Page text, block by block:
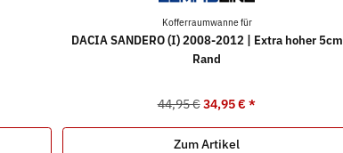
Kofferraumwanne für
DACIA SANDERO (I) 2008-2012 | Extra hoher 5cm
Rand
44,95 € 34,95 €*
Zum Artikel